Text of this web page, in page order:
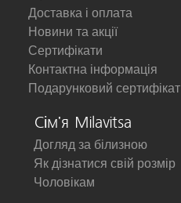
Доставка і оплата
Новини та акції
Сертифікати
Контактна інформація
Подарунковий сертифікат
Сім'я Milavitsa
Догляд за білизною
Як дізнатися свій розмір
Чоловікам